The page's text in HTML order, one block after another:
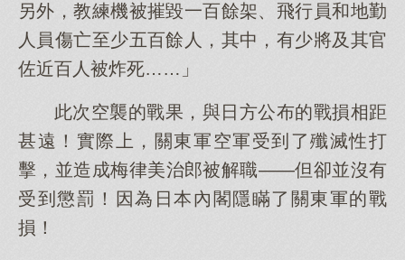
另外，教練機被摧毀一百餘架、飛行員和地勤
人員傷亡至少五百餘人，其中，有少將及其官
佐近百人被炸死……」
此次空襲的戰果，與日方公布的戰損相距
甚遠！實際上，關東軍空軍受到了殲滅性打
擊，並造成梅律美治郎被解職——但卻並沒有
受到懲罰！因為日本內閣隱瞞了關東軍的戰
損！